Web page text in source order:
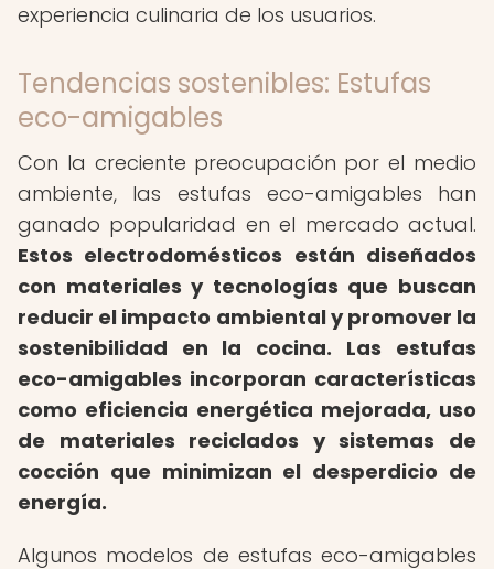
experiencia culinaria de los usuarios.
Tendencias sostenibles: Estufas
eco-amigables
Con la creciente preocupación por el medio
ambiente, las estufas eco-amigables han
ganado popularidad en el mercado actual.
Estos electrodomésticos están diseñados
con materiales y tecnologías que buscan
reducir el impacto ambiental y promover la
sostenibilidad en la cocina. Las estufas
eco-amigables incorporan características
como eficiencia energética mejorada, uso
de materiales reciclados y sistemas de
cocción que minimizan el desperdicio de
energía.
Algunos modelos de estufas eco-amigables